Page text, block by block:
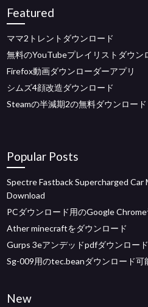
Featured
ママ2トレントダウンロード
無料のYouTubeプレイリストダウン
Firefox動画ダウンローダーアプリ
シムズ4顔改造ダウンロード
Steamの半減期2の無料ダウンロード
Popular Posts
Spectre Fastback Supercharged Car
Download
PCダウンロード用のGoogle
Ather minecraftをダウンロード
Gurps 3eアンデッドpdfダウンロード
Sg-009用のtec.beanダウンロード可
New